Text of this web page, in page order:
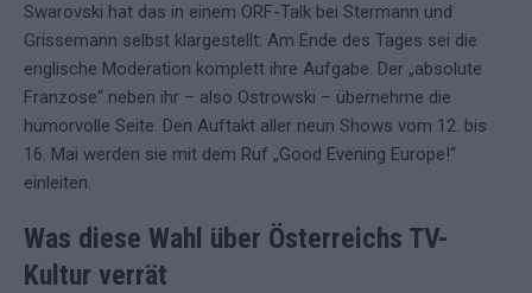
Swarovski hat das in einem ORF-Talk bei Stermann und
Grissemann selbst klargestellt: Am Ende des Tages sei die
englische Moderation komplett ihre Aufgabe. Der „absolute
Franzose“ neben ihr – also Ostrowski – übernehme die
humorvolle Seite. Den Auftakt aller neun Shows vom 12. bis
16. Mai werden sie mit dem Ruf „Good Evening Europe!“
einleiten.
Was diese Wahl über Österreichs TV-
Kultur verrät